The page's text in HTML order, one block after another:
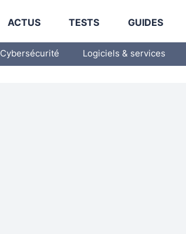
ACTUS TESTS GUIDES
Cybersécurité Logiciels & services